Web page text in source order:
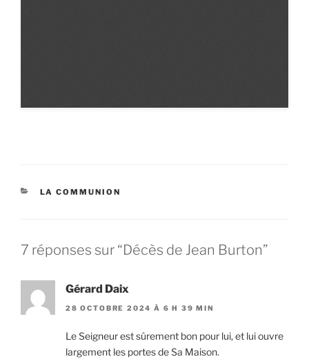
CATÉGORIES
LA COMMUNION
7 réponses sur “Décès de Jean Burton”
Gérard Daix
28 OCTOBRE 2024 À 6 H 39 MIN
Le Seigneur est sûrement bon pour lui, et lui ouvre
largement les portes de Sa Maison.